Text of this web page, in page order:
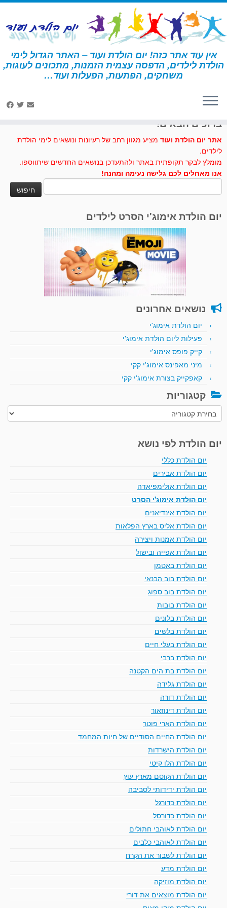
דלג
לתוכן
אין עוד אתר כזה! יום הולדת ועוד – האתר הגדול לימי
הולדת לילדים, הדפסה עצמית הזמנות, מתכונים לעוגות,
משחקים, הפתעות, הפעלות ועוד… דף הבית » הכובען המשוגע
ברוכים הבאים!
אתר יום הולדת ועוד מציע מגוון רחב של רעיונות ונושאים לימי הולדת
לילדים.
מומלץ לבקר תקופתית באתר ולהתעדכן בנושאים החדשים שיתווספו.
אנו מאחלים לכם גלישה נעימה ומהנה!
יום הולדת אימוג'י הסרט לילדים
נושאים אחרונים
יום הולדת אימוג'י
פעילות ליום הולדת אימוג'י
קייק פופס אימוג'י
מיני מאפינס אימוג'י קקי
קאפקייק בצורת אימוג'י קקי
קטגוריות
קטגוריות
יום הולדת לפי נושא
יום הולדת כללי
יום הולדת אבירים
יום הולדת אולימפיאדה
יום הולדת אימוג'י הסרט
יום הולדת אינדיאנים
יום הולדת אליס בארץ הפלאות
יום הולדת אמנות ויצירה
יום הולדת אפייה ובישול
יום הולדת באטמן
יום הולדת בוב הבנאי
יום הולדת בוב ספוג
יום הולדת בובות
יום הולדת בלונים
יום הולדת בלשים
יום הולדת בעלי חיים
יום הולדת ברבי
יום הולדת בת הים הקטנה
יום הולדת גלידה
יום הולדת דורה
יום הולדת דינוזאור
יום הולדת הארי פוטר
יום הולדת החיים הסודיים של חיות המחמד
יום הולדת הישרדות
יום הולדת הלו קיטי
יום הולדת הקוסם מארץ עוץ
יום הולדת ידידותי לסביבה
יום הולדת כדורגל
יום הולדת כדורסל
יום הולדת לאוהבי חתולים
יום הולדת לאוהבי כלבים
יום הולדת לשבור את הקרח
יום הולדת מדע
יום הולדת מוזיקה
יום הולדת מוצאים את דורי